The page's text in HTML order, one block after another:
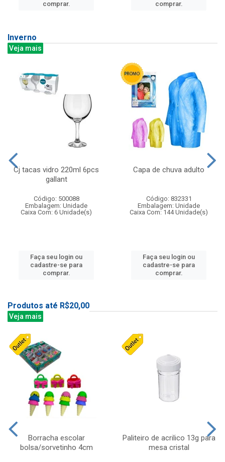
comprar.
comprar.
Inverno
Veja mais
Cj tacas vidro 220ml 6pcs
gallant
Código: 500088
Embalagem: Unidade
Caixa Com: 6 Unidade(s)
Faça seu login ou
cadastre-se para
comprar.
Capa de chuva adulto
Código: 832331
Embalagem: Unidade
Caixa Com: 144 Unidade(s)
Faça seu login ou
cadastre-se para
comprar.
Produtos até R$20,00
Veja mais
Borracha escolar
bolsa/sorvetinho 4cm
Paliteiro de acrilico 13g para
mesa cristal